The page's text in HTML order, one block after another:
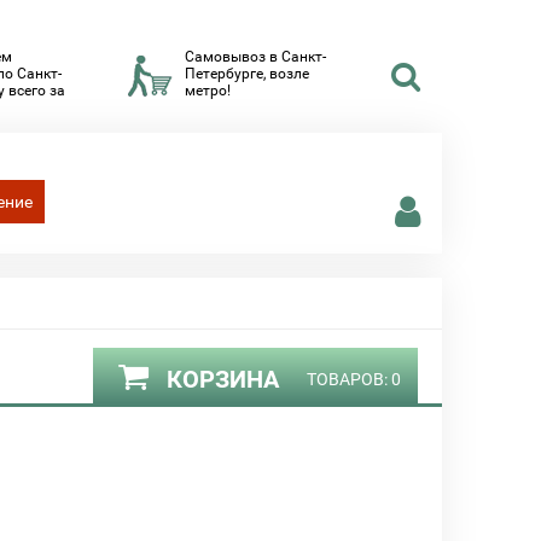
Самовывоз в Санкт-
Петербурге, возле
метро!
Санкт-
всего за
КОРЗИНА ТОВАРОВ:0